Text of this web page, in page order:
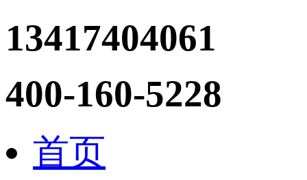
13417404061
400-160-5228
首页